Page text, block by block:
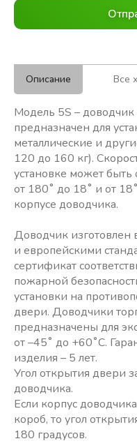
Описание Все
Модель 5S –
предназначен для
металлические и
120 до 160 кг).
установке может быть
от 180˚ до 18˚ и от
корпусе доводчика.
Доводчик изготовлен
и европейскими
сертификат
пожарной
установки на
двери. Доводчики
предназначены для
от –45˚ до +60˚С.
изделия – 5 лет.
Угол открытия двери
доводчика.
Если корпус
короб, то угол
180 градусов.